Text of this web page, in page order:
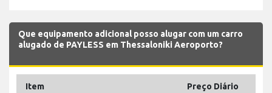
Que equipamento adicional posso alugar com um carro
alugado de PAYLESS em Thessaloniki Aeroporto?
Item Preço Diário